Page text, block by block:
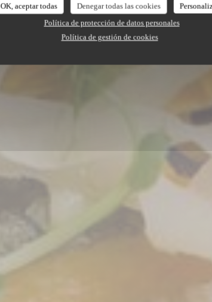
OK, aceptar todas Denegar todas las cookies
Política de protección de datos personales
Política de gestión de cookies
RESERVAR UNA MESA